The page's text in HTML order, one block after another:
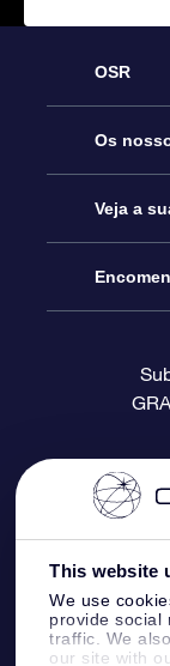
This website
We use
provide social
traffic. We
our site with
OSR
Serviço
O Blog
Os
Prenda
Pacote
O
Veja a
Registo
Página
Um
OSR
App RV
Política